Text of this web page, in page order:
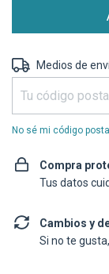
Entregas para el
Medios de
No sé mi código postal
Compra
Tus datos
Cambios y
Si no te